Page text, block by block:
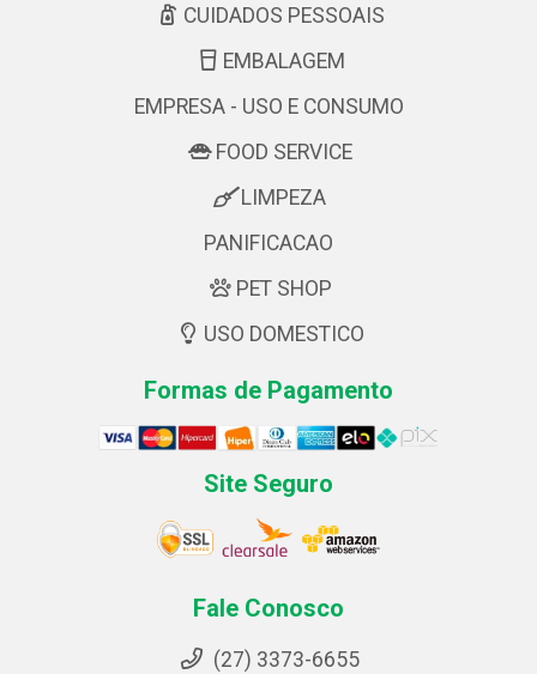
CUIDADOS PESSOAIS
EMBALAGEM
EMPRESA - USO E CONSUMO
FOOD SERVICE
LIMPEZA
PANIFICACAO
PET SHOP
USO DOMESTICO
Formas de Pagamento
Site Seguro
Fale Conosco
(27) 3373-6655